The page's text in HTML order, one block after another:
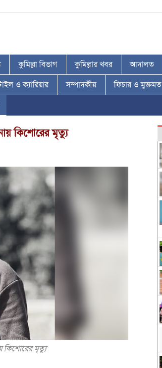
কুমিল্লা বিভাগ কুমিল্লার খবর আদালত
ও ক্যারিয়ার সম্পাদকীয় ফিচার ও মুক্তমত
কিশোরের মৃত্যু
কিশোরের মৃত্যু